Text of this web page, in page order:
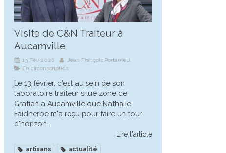
Visite de C&N Traiteur à
Aucamville
13 Fév 2026
Jean François Portarrieu
En circonscription
Le 13 février, c'est au sein de son
laboratoire traiteur situé zone de
Gratian à Aucamville que Nathalie
Faidherbe m'a reçu pour faire un tour
d'horizon...
Lire l'article
artisans
actualité